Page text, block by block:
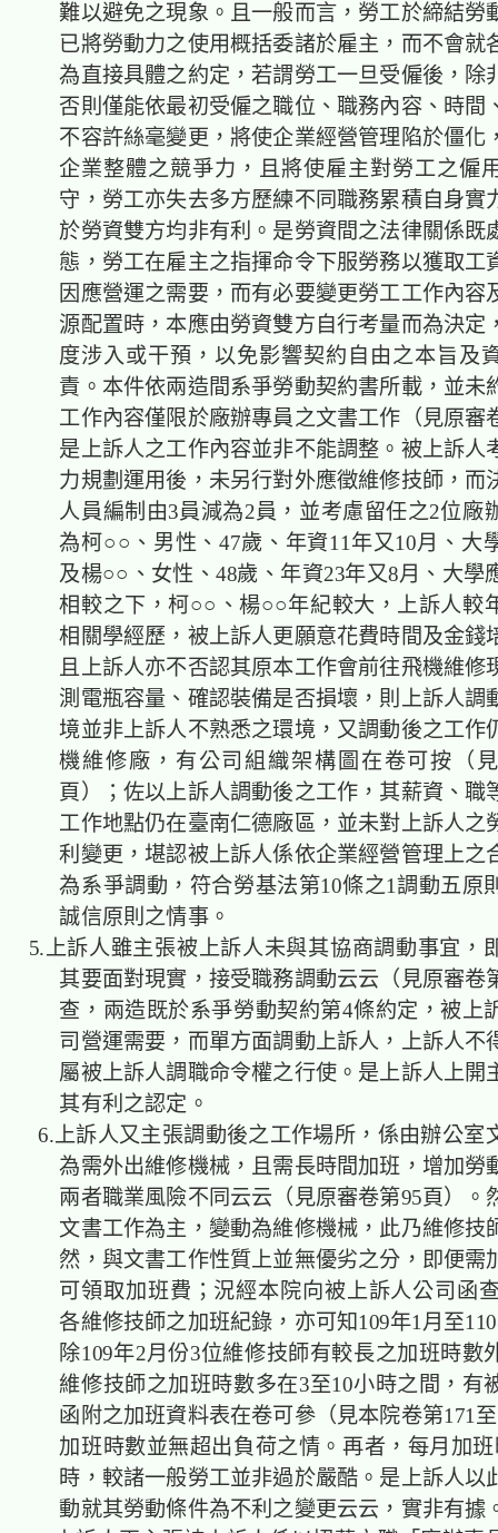
難以避免之現象。且一般而言，勞工於締結勞
已將勞動力之使用概括委諸於雇主，而不會就
為直接具體之約定，若謂勞工一旦受僱後，除
否則僅能依最初受僱之職位、職務內容、時間
不容許絲毫變更，將使企業經營管理陷於僵化
企業整體之競爭力，且將使雇主對勞工之僱
守，勞工亦失去多方歷練不同職務累積自身實
於勞資雙方均非有利。是勞資間之法律關係既
態，勞工在雇主之指揮命令下服勞務以獲取工
因應營運之需要，而有必要變更勞工工作內容
源配置時，本應由勞資雙方自行考量而為決定
度涉入或干預，以免影響契約自由之本旨及
責。本件依兩造間系爭勞動契約書所載，並未
工作內容僅限於廠辦專員之文書工作（見原審
是上訴人之工作內容並非不能調整。被上訴人
力規劃運用後，未另行對外應徵維修技師，而
人員編制由3員減為2員，並考慮留任之2位廠
為柯○○、男性、47歲、年資11年又10月、大
及楊○○、女性、48歲、年資23年又8月、大學
相較之下，柯○○、楊○○年紀較大，上訴人較
相關學經歷，被上訴人更願意花費時間及金錢
且上訴人亦不否認其原本工作會前往飛機維修
測電瓶容量、確認裝備是否損壞，則上訴人調
境並非上訴人不熟悉之環境，又調動後之工作
機維修廠，有公司組織架構圖在卷可按（
頁）；佐以上訴人調動後之工作，其薪資、職
工作地點仍在臺南仁德廠區，並未對上訴人之
利變更，堪認被上訴人係依企業經營管理上之
為系爭調動，符合勞基法第10條之1調動五原
誠信原則之情事。
5.上訴人雖主張被上訴人未與其協商調動事宜，
其要面對現實，接受職務調動云云（見原審卷
查，兩造既於系爭勞動契約第4條約定，被上
司營運需要，而單方面調動上訴人，上訴人不
屬被上訴人調職命令權之行使。是上訴人上開
其有利之認定。
6.上訴人又主張調動後之工作場所，係由辦公室
為需外出維修機械，且需長時間加班，增加勞
兩者職業風險不同云云（見原審卷第95頁）。
文書工作為主，變動為維修機械，此乃維修技
然，與文書工作性質上並無優劣之分，即便需
可領取加班費；況經本院向被上訴人公司函
各維修技師之加班紀錄，亦可知109年1月至
除109年2月份3位維修技師有較長之加班時數
維修技師之加班時數多在3至10小時之間，有
函附之加班資料表在卷可參（見本院卷第171
加班時數並無超出負荷之情。再者，每月加
時，較諸一般勞工並非過於嚴酷。是上訴人以
動就其勞動條件為不利之變更云云，實非有據